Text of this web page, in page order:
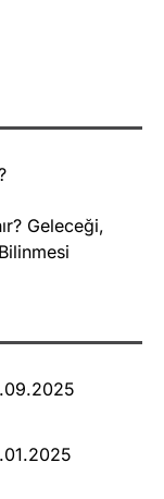
Geleceği,